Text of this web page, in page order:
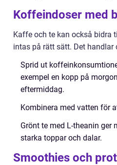
Koffeindoser med
Kaffe och te kan också bidra
intas på rätt sätt. Det
Sprid ut
exempel en kopp på
eftermiddag.
Kombinera med vatten för
Grönt te med L-theanin ger
starka toppar och dalar.
Smoothies och